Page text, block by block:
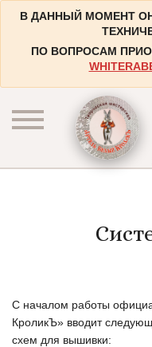
В ДАННЫЙ МОМЕНТ
ПО ВОПРОСАМ
Городские пейзажи
Натюрморты
БЛОГ
С началом работы
КроликЪ» вводит
схем для вышивки: